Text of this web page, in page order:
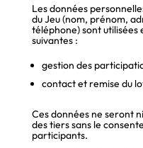
Les données
du Jeu (nom, prénom,
téléphone) sont utilisées
suivantes :
gestion des
contact et remise du
Ces données ne seront
des tiers sans le
participants.